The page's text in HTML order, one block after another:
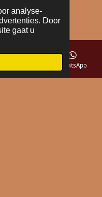
analyse-
Door
gaat u
WhatsApp